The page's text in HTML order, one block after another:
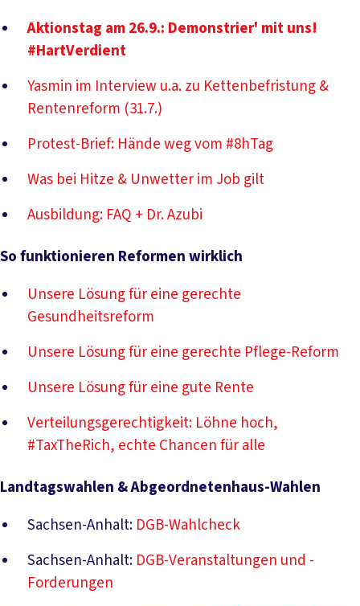
Aktionstag am 26.9.: Demonstrier' mit uns!
#HartVerdient
Yasmin im Interview u.a. zu Kettenbefristung &
Rentenreform (31.7.)
Protest-Brief: Hände weg vom #8hTag
Was bei Hitze & Unwetter im Job gilt
Ausbildung: FAQ + Dr. Azubi
So funktionieren Reformen wirklich
Unsere Lösung für eine gerechte
Gesundheitsreform
Unsere Lösung für eine gerechte Pflege-Reform
Unsere Lösung für eine gute Rente
Verteilungsgerechtigkeit: Löhne hoch,
#TaxTheRich, echte Chancen für alle
Landtagswahlen & Abgeordnetenhaus-Wahlen
Sachsen-Anhalt: DGB-Wahlcheck
Sachsen-Anhalt: DGB-Veranstaltungen und -
Forderungen